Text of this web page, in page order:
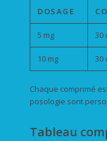
DOSAGE
5 mg 30
10 mg 30
Chaque comprimé
posologie sont
Tableau